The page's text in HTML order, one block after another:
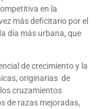
en la
más deficitario por el
día más urbana, que
de crecimiento y la
originarias de
cruzamientos
de razas mejoradas,